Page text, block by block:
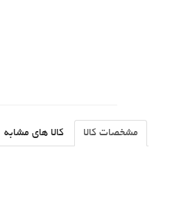
مشخصات کالا کالا های مشابه